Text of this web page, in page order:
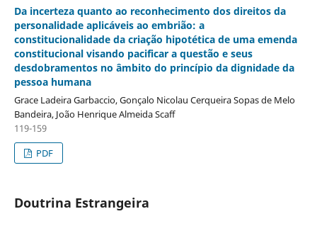
Da incerteza quanto ao reconhecimento dos direitos da
personalidade aplicáveis ao embrião: a
constitucionalidade da criação hipotética de uma emenda
constitucional visando pacificar a questão e seus
desdobramentos no âmbito do princípio da dignidade da
pessoa humana
Grace Ladeira Garbaccio, Gonçalo Nicolau Cerqueira Sopas de Melo
Bandeira, João Henrique Almeida Scaff
119-159
PDF
Doutrina Estrangeira